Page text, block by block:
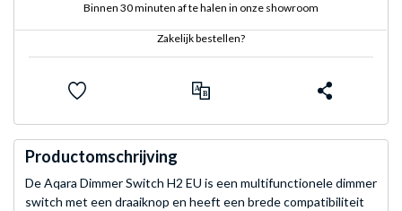
Binnen 30 minuten af te halen in onze showroom
Zakelijk bestellen?
Productomschrijving
De Aqara Dimmer Switch H2 EU is een multifunctionele dimmer
switch met een draaiknop en heeft een brede compatibiliteit